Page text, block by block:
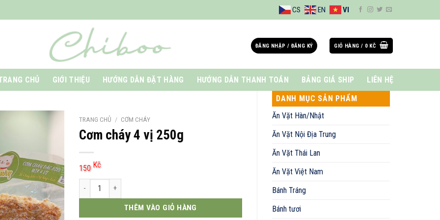
CS EN VI
ĐĂNG NHẬP / ĐĂNG KÝ GIỎ HÀNG / 0 KČ
CHỦ GIỚI THIỆU HƯỚNG DẪN ĐẶT HÀNG HƯỚNG DẪN THANH TOÁN BẢNG GIÁ SHIP
LIÊN HỆ
DANH MỤC SẢN PHẨM
Ăn Vặt Hàn/Nhật
Ăn Vặt Nội Địa Trung
Ăn Vặt Thái Lan
Ăn Vặt Việt Nam
Bánh Tráng
Bánh tươi
TRANG CHỦ / CƠM CHÁY
Cơm cháy 4 vị 250g
150 Kč
Cơm cháy 4 vị 250g số lượng
THÊM VÀO GIỎ HÀNG